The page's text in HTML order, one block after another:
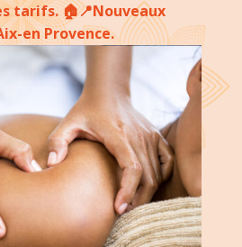
tarifs. 🏠📍Nouveaux
en Provence.